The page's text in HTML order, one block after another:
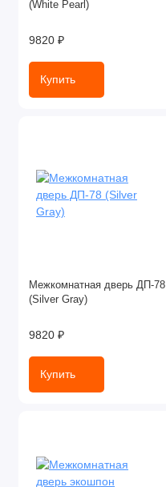
(White Pearl)
9820 ₽
Купить
Межкомнатная дверь ДП-78
(Silver Gray)
9820 ₽
Купить